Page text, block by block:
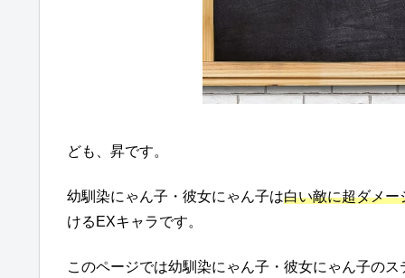
ども、昇です。
幼馴染にゃん子・彼女にゃん子は白い敵に超ダメー
けるEXキャラです。
このページでは幼馴染にゃん子・彼女にゃん子の